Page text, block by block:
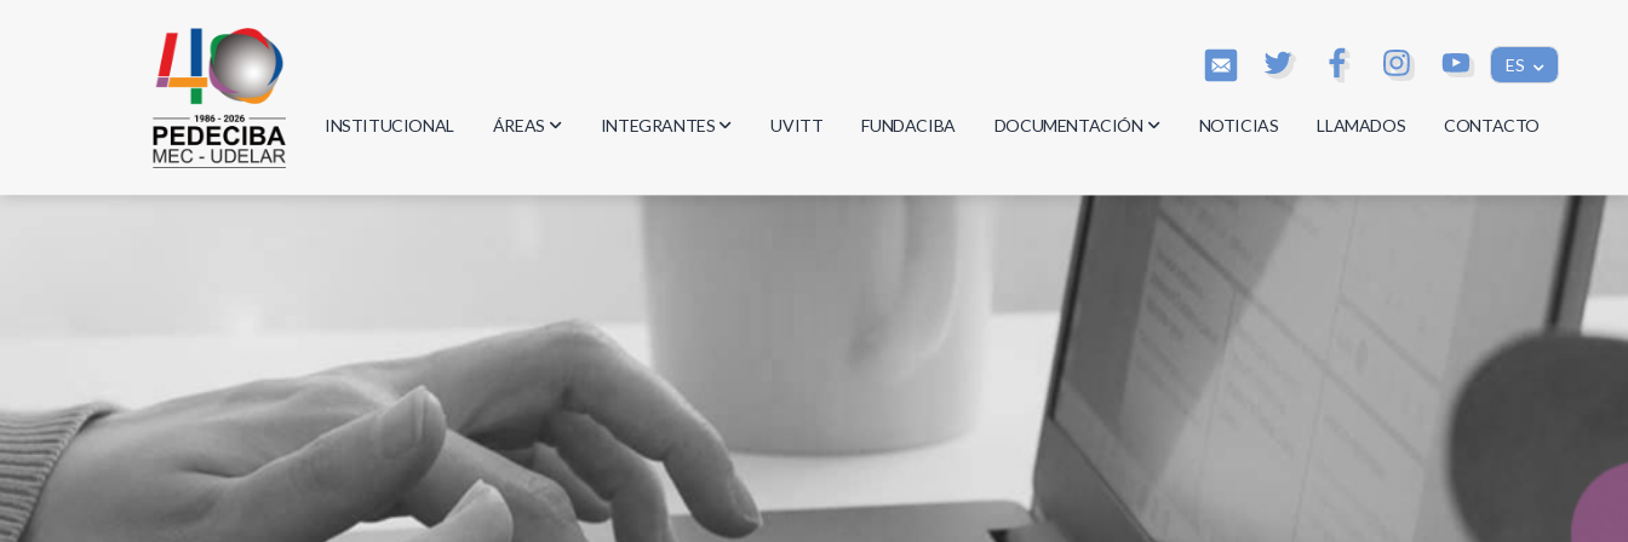
ES
INSTITUCIONAL ÁREAS
Biología
Informática
Química
INTEGRANTES
Investigadores
UVITT FUNDACIBA DOCUMENTACIÓN
Actas
Reglamentos
Documentos
NOTICIAS LLAMADOS CONTACTO